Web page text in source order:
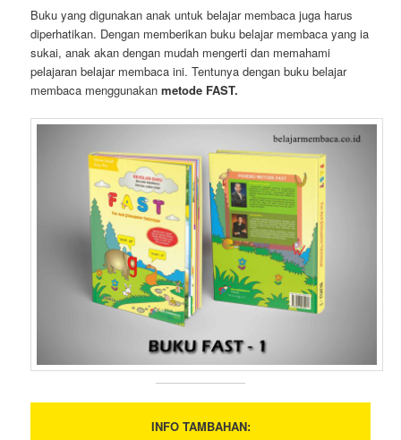
Buku yang digunakan anak untuk belajar membaca juga harus
diperhatikan. Dengan memberikan buku belajar membaca yang ia
sukai, anak akan dengan mudah mengerti dan memahami
pelajaran belajar membaca ini. Tentunya dengan buku belajar
membaca menggunakan metode FAST.
INFO TAMBAHAN: